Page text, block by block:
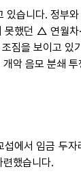
습니다. 정부
못했던 △ 연월
짐을 보이고
악 음모 분쇄
에서 임금 두
했습니다.